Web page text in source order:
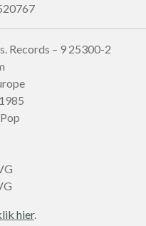
Records – 9 25300-2
hier.